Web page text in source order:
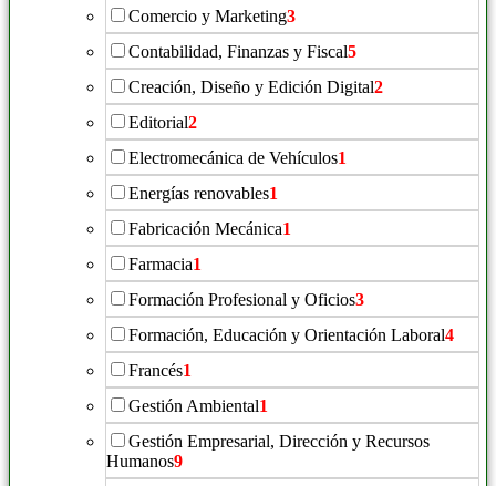
Comercio y Marketing3
Contabilidad, Finanzas y Fiscal5
Creación, Diseño y Edición Digital2
Editorial2
Electromecánica de Vehículos1
Energías renovables1
Fabricación Mecánica1
Farmacia1
Formación Profesional y Oficios3
Formación, Educación y Orientación Laboral4
Francés1
Gestión Ambiental1
Gestión Empresarial, Dirección y Recursos
Humanos9